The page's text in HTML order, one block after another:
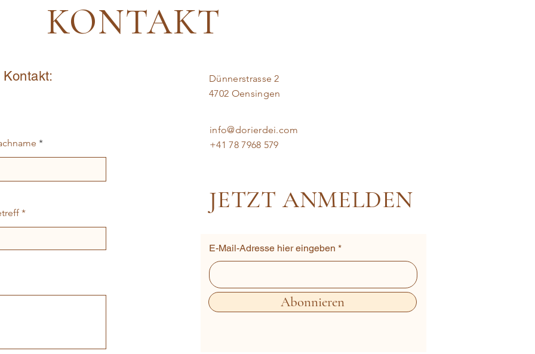
KONTAKT
Dünnerstrasse 2
4702 Oensingen
info@dorierdei.com
+41 78 7968 579
JETZT ANMELDEN
E-Mail-Adresse hier eingeben
Abonnieren